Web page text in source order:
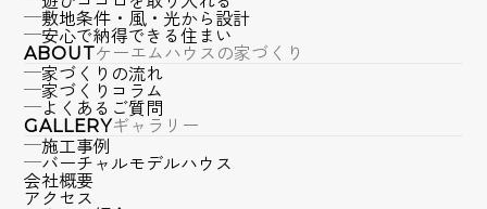
敷地条件・風・光から設計
安心で納得できる住まい
ABOUTケーエムハウスの家づくり
家づくりの流れ
家づくりコラム
よくあるご質問
GALLERYギャラリー
施工事例
バーチャルモデルハウス
会社概要
アクセス